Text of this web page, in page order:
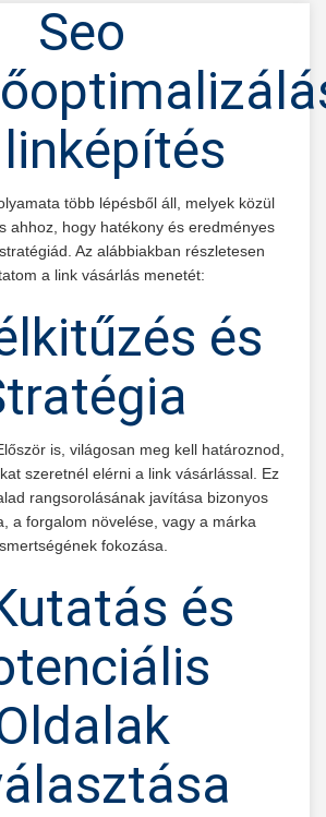
Seo
több lépésből áll, melyek közül
ahhoz, hogy hatékony és eredményes
Az alábbiakban részletesen
a link vásárlás menetét:
és
is, világosan meg kell határoznod,
szeretnél elérni a link vásárlással. Ez
rangsorolásának javítása bizonyos
a forgalom növelése, vagy a márka
fokozása.
és